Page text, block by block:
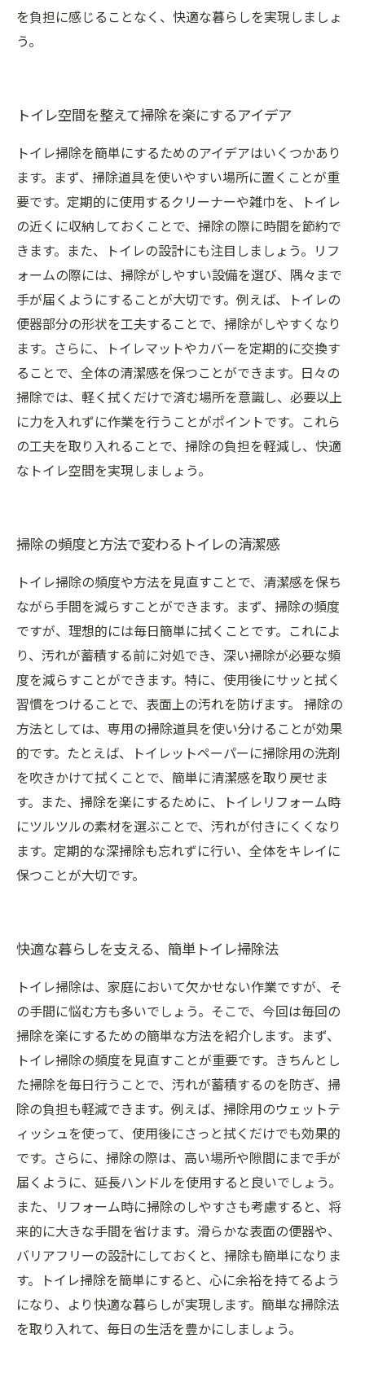
を負担に感じることなく、快適な暮らしを実現しましょ
う。
トイレ空間を整えて掃除を楽にするアイデア
トイレ掃除を簡単にするためのアイデアはいくつかあり
ます。まず、掃除道具を使いやすい場所に置くことが重
要です。定期的に使用するクリーナーや雑巾を、トイレ
の近くに収納しておくことで、掃除の際に時間を節約で
きます。また、トイレの設計にも注目しましょう。リフ
ォームの際には、掃除がしやすい設備を選び、隅々まで
手が届くようにすることが大切です。例えば、トイレの
便器部分の形状を工夫することで、掃除がしやすくなり
ます。さらに、トイレマットやカバーを定期的に交換す
ることで、全体の清潔感を保つことができます。日々の
掃除では、軽く拭くだけで済む場所を意識し、必要以上
に力を入れずに作業を行うことがポイントです。これら
の工夫を取り入れることで、掃除の負担を軽減し、快適
なトイレ空間を実現しましょう。
掃除の頻度と方法で変わるトイレの清潔感
トイレ掃除の頻度や方法を見直すことで、清潔感を保ち
ながら手間を減らすことができます。まず、掃除の頻度
ですが、理想的には毎日簡単に拭くことです。これによ
り、汚れが蓄積する前に対処でき、深い掃除が必要な頻
度を減らすことができます。特に、使用後にサッと拭く
習慣をつけることで、表面上の汚れを防げます。 掃除の
方法としては、専用の掃除道具を使い分けることが効果
的です。たとえば、トイレットペーパーに掃除用の洗剤
を吹きかけて拭くことで、簡単に清潔感を取り戻せま
す。また、掃除を楽にするために、トイレリフォーム時
にツルツルの素材を選ぶことで、汚れが付きにくくなり
ます。定期的な深掃除も忘れずに行い、全体をキレイに
保つことが大切です。
快適な暮らしを支える、簡単トイレ掃除法
トイレ掃除は、家庭において欠かせない作業ですが、そ
の手間に悩む方も多いでしょう。そこで、今回は毎回の
掃除を楽にするための簡単な方法を紹介します。まず、
トイレ掃除の頻度を見直すことが重要です。きちんとし
た掃除を毎日行うことで、汚れが蓄積するのを防ぎ、掃
除の負担も軽減できます。例えば、掃除用のウェットテ
ィッシュを使って、使用後にさっと拭くだけでも効果的
です。さらに、掃除の際は、高い場所や隙間にまで手が
届くように、延長ハンドルを使用すると良いでしょう。
また、リフォーム時に掃除のしやすさも考慮すると、将
来的に大きな手間を省けます。滑らかな表面の便器や、
バリアフリーの設計にしておくと、掃除も簡単になりま
す。トイレ掃除を簡単にすると、心に余裕を持てるよう
になり、より快適な暮らしが実現します。簡単な掃除法
を取り入れて、毎日の生活を豊かにしましょう。